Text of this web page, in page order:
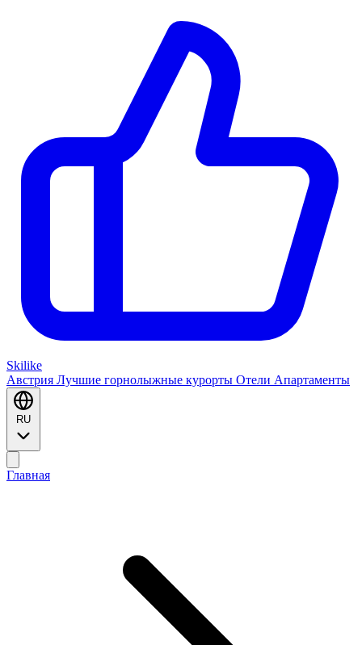
Skilike
Австрия Лучшие горнолыжные курорты Отели Апартаменты
RU
Главная